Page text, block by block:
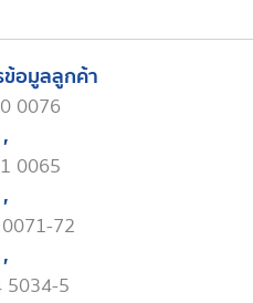
อมูลลูกค้า
0076
,
0065
,
72
,
5034-5